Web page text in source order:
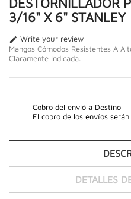
3/16" X 6" STANLEY
 Write your review
Mangos Cómodos Resistentes A
Claramente Indicada.
Cobro del envió a Destino
El cobro de los envíos
DETALLES